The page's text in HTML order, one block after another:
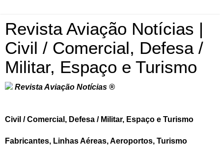
Revista Aviação Notícias |
Civil / Comercial, Defesa /
Militar, Espaço e Turismo
Revista Aviação Notícias ®
Civil / Comercial, Defesa / Militar, Espaço e Turismo
Fabricantes, Linhas Aéreas, Aeroportos, Turismo